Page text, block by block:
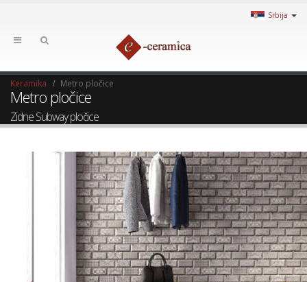
Srbija
Keramika Metro pločice
Metro pločice
Zidne Subway pločice